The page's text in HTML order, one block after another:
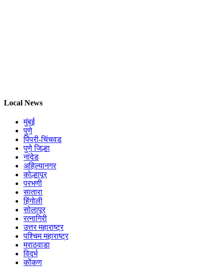
Local News
मुंबई
पुणे
पिंपरी-चिंचवड
पुणे जिल्हा
नांदेड
अहिल्यानगर
कोल्हापूर
परभणी
सातारा
हिंगोली
सोलापूर
रत्नागिरी
उत्तर महाराष्ट्र
पश्चिम महाराष्ट्र
मराठवाडा
विदर्भ
कोंकण